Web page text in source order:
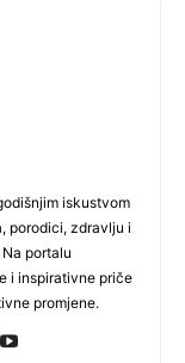
iskustvom
porodici, zdravlju i
portalu
i inspirativne priče
promjene.